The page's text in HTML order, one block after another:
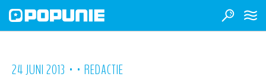
24 JUNI 2013 • • REDACTIE